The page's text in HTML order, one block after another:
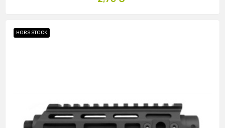
HORS STOCK